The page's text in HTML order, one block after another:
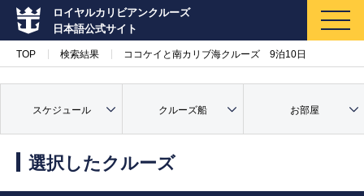
ロイヤルカリビアンクルーズ
日本語公式サイト
マイページ
TOP 検索結果 ココケイと南カリブ海クルーズ 9泊10日
スケジュール クルーズ船 お部屋
選択したクルーズ